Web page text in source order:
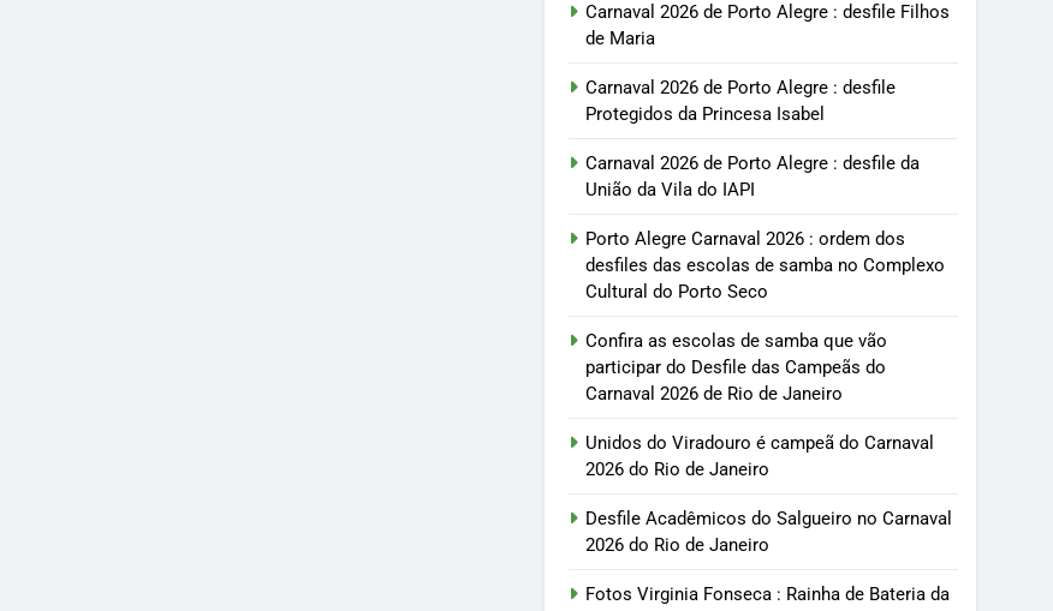
Carnaval 2026 de Porto Alegre : desfile Filhos
de Maria
Carnaval 2026 de Porto Alegre : desfile
Protegidos da Princesa Isabel
Carnaval 2026 de Porto Alegre : desfile da
União da Vila do IAPI
Porto Alegre Carnaval 2026 : ordem dos
desfiles das escolas de samba no Complexo
Cultural do Porto Seco
Confira as escolas de samba que vão
participar do Desfile das Campeãs do
Carnaval 2026 de Rio de Janeiro
Unidos do Viradouro é campeã do Carnaval
2026 do Rio de Janeiro
Desfile Acadêmicos do Salgueiro no Carnaval
2026 do Rio de Janeiro
Fotos Virginia Fonseca : Rainha de Bateria da